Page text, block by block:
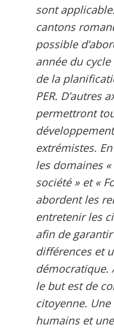
sont
cantons
possible
année du
de la
PER. D’autres
permettront
extrémistes.
les domaines
société » et «
abordent les
entretenir les
afin de
différences et
démocratique.
le but est de
citoyenne.
humains et